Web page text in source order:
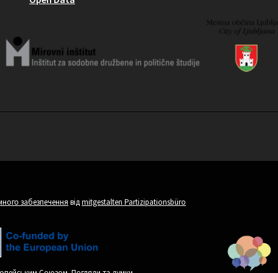
забезпечення відmitgestalten Partizipationsbüro